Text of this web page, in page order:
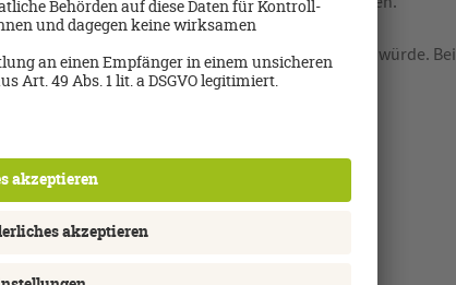
und vieles mehr, die ich Ihnen gerne weitergeben würde. Bei
mich
Kolzem